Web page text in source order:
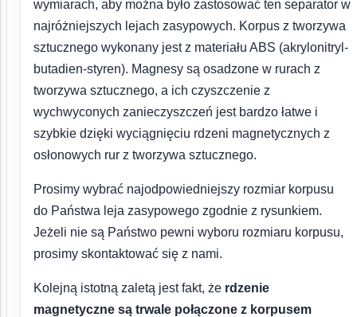
wymiarach, aby można było zastosować ten separator w
najróżniejszych lejach zasypowych. Korpus z tworzywa
sztucznego wykonany jest z materiału ABS (akrylonitryl-
butadien-styren). Magnesy są osadzone w rurach z
tworzywa sztucznego, a ich czyszczenie z
wychwyconych zanieczyszczeń jest bardzo łatwe i
szybkie dzięki wyciągnięciu rdzeni magnetycznych z
osłonowych rur z tworzywa sztucznego.
Prosimy wybrać najodpowiedniejszy rozmiar korpusu
do Państwa leja zasypowego zgodnie z rysunkiem.
Jeżeli nie są Państwo pewni wyboru rozmiaru korpusu,
prosimy skontaktować się z nami.
Kolejną istotną zaletą jest fakt, że rdzenie
magnetyczne są trwale połączone z korpusem